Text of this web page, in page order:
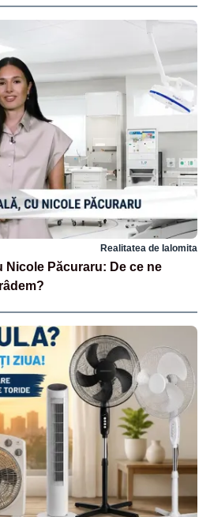
Realitatea de Ialomita
Nicole Păcuraru: De ce ne